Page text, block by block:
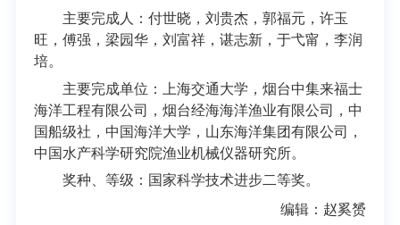
主要完成人：付世晓，刘贵杰，郭福元，许玉
旺，傅强，梁园华，刘富祥，谌志新，于弋甯，李润
培。
主要完成单位：上海交通大学，烟台中集来福士
海洋工程有限公司，烟台经海海洋渔业有限公司，中
国船级社，中国海洋大学，山东海洋集团有限公司，
中国水产科学研究院渔业机械仪器研究所。
奖种、等级：国家科学技术进步二等奖。
编辑：赵奚赟